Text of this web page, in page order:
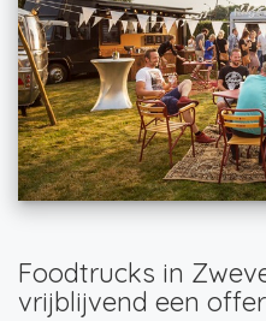
Foodtrucks in
vrijblijvend een